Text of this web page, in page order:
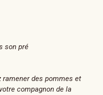
son pré
ramener des pommes et
compagnon de la